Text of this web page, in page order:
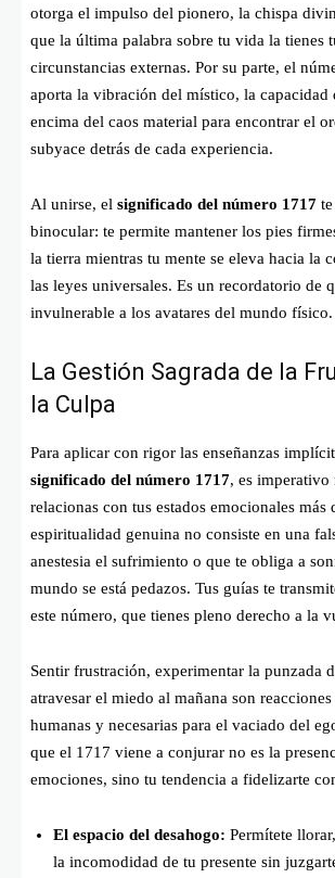
otorga el impulso del pionero, la chispa
que la última palabra sobre tu vida la tienes
circunstancias externas. Por su parte, el
aporta la vibración del místico, la capacidad
encima del caos material para encontrar el
subyace detrás de cada experiencia.
Al unirse, el significado del número 1717
binocular: te permite mantener los pies
la tierra mientras tu mente se eleva hacia la
las leyes universales. Es un recordatorio de
invulnerable a los avatares del mundo físico.
La Gestión Sagrada de la
la Culpa
Para aplicar con rigor las enseñanzas
significado del número 1717, es imperativo
relacionas con tus estados emocionales más
espiritualidad genuina no consiste en una
anestesia el sufrimiento o que te obliga a
mundo se está pedazos. Tus guías te
este número, que tienes pleno derecho a la
Sentir frustración, experimentar la punzada
atravesar el miedo al mañana son
humanas y necesarias para el vaciado del
que el 1717 viene a conjurar no es la
emociones, sino tu tendencia a fidelizarte
El espacio del desahogo: Permítete
la incomodidad de tu presente sin